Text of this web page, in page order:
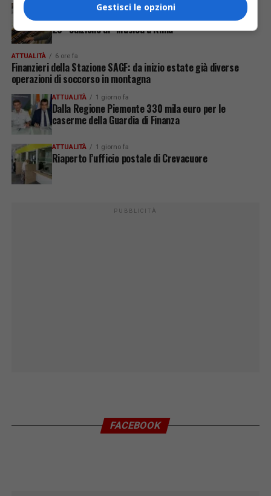
2 ore fa
Il jazz, il tango e l’organo Mascioni del 1907 per la
23ª edizione di “Musica a Rima”
ATTUALITÀ 6 ore fa
Finanzieri della Stazione SAGF: da inizio estate già diverse
operazioni di soccorso in montagna
ATTUALITÀ 1 giorno fa
Dalla Regione Piemonte 330 mila euro per le
caserme della Guardia di Finanza
ATTUALITÀ 1 giorno fa
Riaperto l’ufficio postale di Crevacuore
PUBBLICITÀ
FACEBOOK
Gestisci le opzioni